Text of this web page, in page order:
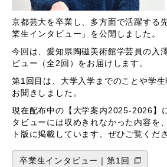
京都芸大を卒業し、多方面で活躍する
業生インタビュー」を公開しました。
今回は、愛知県陶磁美術館学芸員の入
ビュー（全2回）をお届けします。
第1回目は、大学入学までのことや学
お聞きしました。
現在配布中の【大学案内2025-2026】
タビューには収めきれなかった内容を
ト版に掲載しています。ぜひご覧くださ
卒業生インタビュー｜第1回